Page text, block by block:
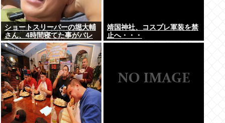
ショートスリーパーの堀大輔
さん、4時間寝てた事がバレ
るwww
靖国神社、コスプレ軍装を禁
止へ・・・